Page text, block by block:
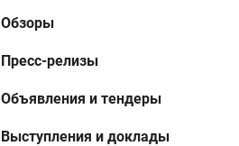
Обзоры
Пресс-релизы
Объявления и тендеры
Выступления и доклады